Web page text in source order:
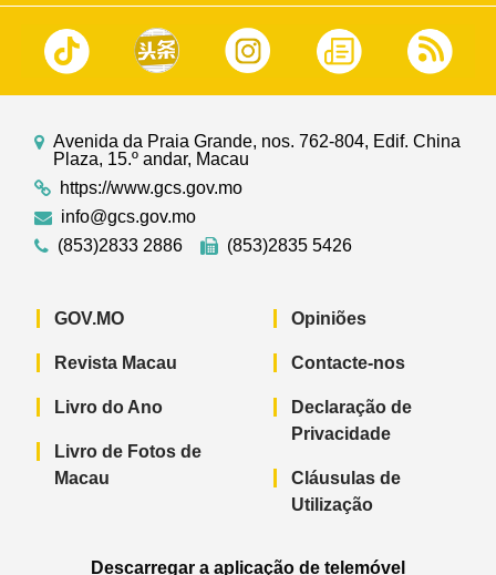
Avenida da Praia Grande, nos. 762-804, Edif. China
Plaza, 15.º andar, Macau
https://www.gcs.gov.mo
info@gcs.gov.mo
(853)2833 2886
(853)2835 5426
GOV.MO
Revista Macau
Livro do Ano
Livro de Fotos de
Macau
Opiniões
Contacte-nos
Declaração de
Privacidade
Cláusulas de
Utilização
Descarregar a aplicação de telemóvel